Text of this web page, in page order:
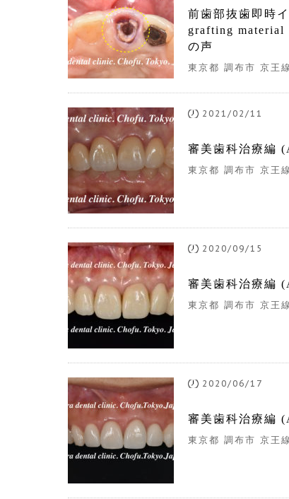
前歯部抜歯即時
grafting
の声
東京都 調布市 京王
2021/02/11
審美歯科治療
東京都 調布市 京王
2020/09/15
審美歯科治療
東京都 調布市 京王
2020/06/17
審美歯科治療
東京都 調布市 京王